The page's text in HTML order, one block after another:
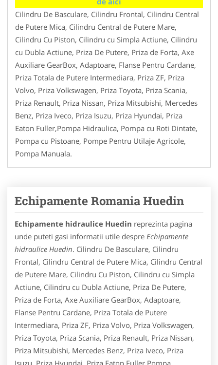
Cilindru De Basculare, Cilindru Frontal, Cilindru Central
de Putere Mica, Cilindru Central de Putere Mare,
Cilindru Cu Piston, Cilindru cu Simpla Actiune, Cilindru
cu Dubla Actiune, Priza De Putere, Priza de Forta, Axe
Auxiliare GearBox, Adaptoare, Flanse Pentru Cardane,
Priza Totala de Putere Intermediara, Priza ZF, Priza
Volvo, Priza Volkswagen, Priza Toyota, Priza Scania,
Priza Renault, Priza Nissan, Priza Mitsubishi, Mercedes
Benz, Priza Iveco, Priza Isuzu, Priza Hyundai, Priza
Eaton Fuller,Pompa Hidraulica, Pompa cu Roti Dintate,
Pompa cu Pistoane, Pompe Pentru Utilaje Agricole,
Pompa Manuala.
Echipamente Romania Huedin
Echipamente hidraulice Huedin reprezinta pagina
unde puteti gasi informatii utile despre Echipamente
hidraulice Huedin. Cilindru De Basculare, Cilindru
Frontal, Cilindru Central de Putere Mica, Cilindru Central
de Putere Mare, Cilindru Cu Piston, Cilindru cu Simpla
Actiune, Cilindru cu Dubla Actiune, Priza De Putere,
Priza de Forta, Axe Auxiliare GearBox, Adaptoare,
Flanse Pentru Cardane, Priza Totala de Putere
Intermediara, Priza ZF, Priza Volvo, Priza Volkswagen,
Priza Toyota, Priza Scania, Priza Renault, Priza Nissan,
Priza Mitsubishi, Mercedes Benz, Priza Iveco, Priza
Isuzu, Priza Hyundai, Priza Eaton Fuller,Pompa